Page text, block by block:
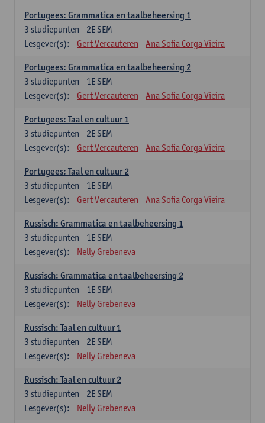
Portugees: Grammatica en taalbeheersing 1
2E SEM
3 studiepunten
Lesgever(s):
Gert Vercauteren Ana Sofia Corga Vieira
Portugees: Grammatica en taalbeheersing 2
1E SEM
3 studiepunten
Lesgever(s):
Gert Vercauteren Ana Sofia Corga Vieira
Portugees: Taal en cultuur 1
2E SEM
3 studiepunten
Lesgever(s):
Gert Vercauteren Ana Sofia Corga Vieira
Portugees: Taal en cultuur 2
1E SEM
3 studiepunten
Lesgever(s):
Gert Vercauteren Ana Sofia Corga Vieira
Russisch: Grammatica en taalbeheersing 1
1E SEM
3 studiepunten
Lesgever(s):
Nelly Grebeneva
Russisch: Grammatica en taalbeheersing 2
1E SEM
3 studiepunten
Lesgever(s):
Nelly Grebeneva
Russisch: Taal en cultuur 1
2E SEM
3 studiepunten
Lesgever(s):
Nelly Grebeneva
Russisch: Taal en cultuur 2
2E SEM
3 studiepunten
Lesgever(s):
Nelly Grebeneva